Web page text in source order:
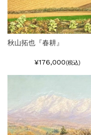
秋山拓也『春耕』
¥176,000(税込)